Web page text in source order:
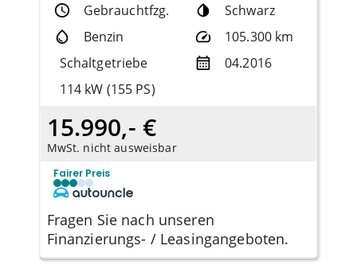
Gebrauchtfzg.
Schwarz
Benzin
105.300 km
Schaltgetriebe
04.2016
114 kW (155 PS)
15.990,- €
MwSt. nicht ausweisbar
Fairer Preis
Fragen Sie nach unseren
Finanzierungs- / Leasingangeboten.